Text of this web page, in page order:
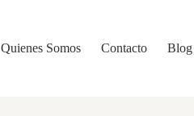
Quienes Somos Contacto Blog